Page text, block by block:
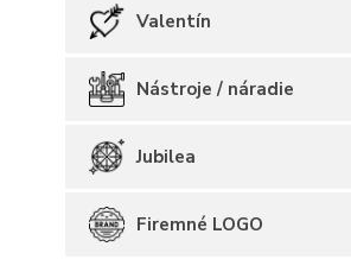
Valentín
Nástroje / náradie
Jubilea
Firemné LOGO